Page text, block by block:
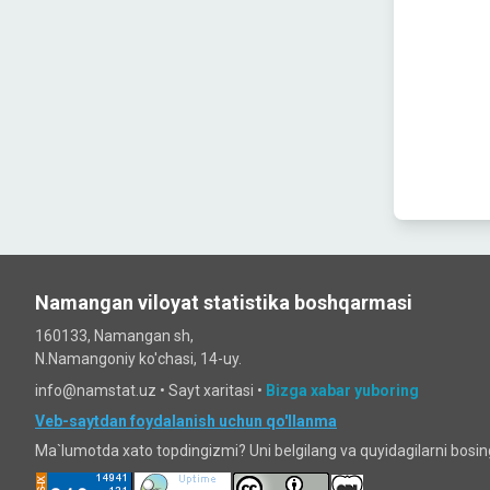
Namangan viloyat statistika boshqarmasi
160133, Namangan sh,
N.Namangoniy ko'chasi, 14-uy.
info@namstat.uz • Sayt xaritasi • Bizga xabar yuboring
Veb-saytdan foydalanish uchun qo'llanma
Ma`lumotda xato topdingizmi? Uni belgilang va quyidagilarni